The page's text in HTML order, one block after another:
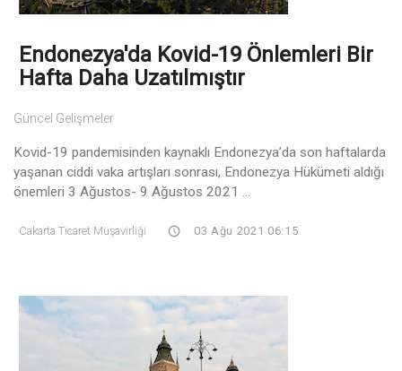
Endonezya'da Kovid-19 Önlemleri Bir
Hafta Daha Uzatılmıştır
Güncel Gelişmeler
Kovid-19 pandemisinden kaynaklı Endonezya’da son haftalarda
yaşanan ciddi vaka artışları sonrası, Endonezya Hükümeti aldığı
önemleri 3 Ağustos- 9 Ağustos 2021 ...
Cakarta Ticaret Müşavirliği 03 Ağu 2021 06:15